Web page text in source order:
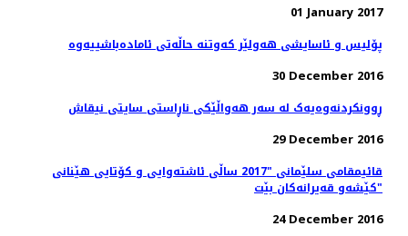
01 January 2017
پۆلیس و ئاسایشی هەولێر كەوتنە حاڵەتی ئامادەباشییەوە
30 December 2016
ڕوونکردنەوەیەک لە سەر هەواڵێکی ناڕاستی سایتی نیقاش
29 December 2016
قائیمقامی سلێمانی "2017 ساڵی ئاشته‌وایی و كۆتایی هێنانی
كێشه‌و قه‌یرانه‌كان بێت"
24 December 2016